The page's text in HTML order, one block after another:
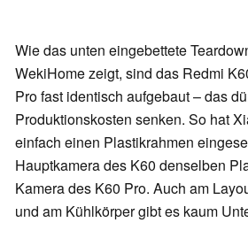
Wie das unten eingebettete
WekiHome zeigt, sind das Redmi
Pro fast identisch aufgebaut – das
Produktionskosten senken. So hat
einfach einen Plastikrahmen
Hauptkamera des K60 denselben
Kamera des K60 Pro. Auch am
und am Kühlkörper gibt es kaum